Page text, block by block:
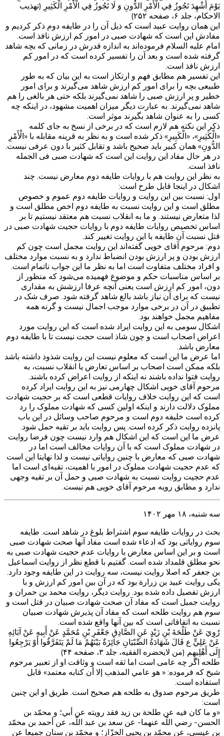
يَوْمَ أُشْهِدَ تَجُوزُ فِي الْأَمْرِ الدُّونِ وَ لَا تَجُوزُ فِي الْأَمْرِ الْكَثِيرِ (تهذیب
الاحکام، جلد ۶، صفحه ۲۵۲)
این همان روایت عبید است که ذیل آن را در طایفه دوم ذکر کردیم و
مفادش این است که شهادت صبی در امور کم ارزش نافذ است.
امام علیه السلام فرموده‌اند به اندازه قدرش در زمانی که بچه شاهد
گرفته شده است و بعد آن را تفسیر کرده است که در امور کم
ارزش نافذ است.
این تفسیر هم مطابق فهم و ارتکاز است به این بیان که به طور
طبیعی بچه را برای امور کم ارزش شاهد می‌گیرند و برای امور
خطیر و پر ارزش صبی را شاهد نمی‌گیرند بلکه حتی هر بالغی را هم
شاهد نمی‌گیرند. به عبارت دیگر میزان اهمیت مشهود، در اینکه چه
کسی را به عنوان شاهد بگیرند موثر است.
ذکر این نکته هم لازم است که در برخی از نسخ به جای کلمه
«الْكَثِيرِ»، «الْكَبِيرِ» ذکر شده است و به نظر به قرینه مقابله با «الْأَمْرِ
الدُّونِ» همان کبیر باید صحیح باشد و تقابل کثیر با دون عرفی نیست.
در هر حال مفاد این روایت این است که شهادت صبی فی الجمله
نافذ است.
به نظر این روایت هم با روایات طایفه دوم معارض نیست. چند
اشکال در اینجا قابل طرح است:
اول: نسبت بین این روایت و روایات طایفه دوم عموم و خصوص
مطلق است و این روایت نسبت به طایفه دوم اخص مطلق است و
لذا متعارض نیستند. و ما به انقلاب نسبت هم معتقد نیستیم تا بر
اساس تخصیص روایات طایفه دوم با روایات حجیت شهادت صبی در
قتل نسبت آن طایفه با این روایت تغییر کند.
دوم: مرحوم آقای خویی گفته‌اند این روایت مجمل است چون کم
ارزش بودن و پر ارزش بودن انضباط ندارد و به نسبت موارد مختلف
و افراد مختلف متفاوت است اما به نظر ما این جواب ناتمام است.
بر اساس مناسبات حکم و موضوع فهمیده می‌شود که منظور از
دون، امور کم ارزش است یعنی آنچه عرفا ارزشش به مقداری
نیست که برای آن نیاز باشد بالغ شاهد گرفته شود. صرف شک در
تطبیق در آن در برخی موارد موجب اجمال نیست و گرنه همه
مفاهیم مجمل خواهند بود.
اشکال سومی به این روایت ایراد شده است که این روایت مورد
اعراض اصحاب است و چون شاذ است حجت نیست تا با طایفه دوم
معارض باشد.
اما عرض ما این است که معلوم نیست این روایت شذوذ داشته باشد
بلکه ممکن است اصحاب بر اساس تعارض یا انقلاب نسبت، به
روایت فتوا نداده باشند نه اینکه از روایت اعراض کرده باشند.
مرحوم آقای خویی اشکال چهارمی نیز به این روایت ایراد کرده
است که این روایت خلاف روایات قطعی است که بر حجیت شهادت
مملوک دلالت دارند و اینکه اولین کسی که شهادت مملوک را رد
کرده است خلیفه دوم است و مرحوم صاحب وسائل در این باب
پانزده روایت ذکر کرده است. پس روایت باید بر تقیه حمل شود.
عرض ما این است که این اشکال هم وارد نیست چون فرضا روایت
در شهادت مملوک است که با آن روایات مخالف است اما در
شهادت صبی که معارض با چنین روایاتی نیست و لذا نهایتا این است
که عدم حجیت شهادت مملوک در امور با اهمیت، تقیه‌ای است اما
عدم حجیت روایت نسبت به شهادت صبی و حمل آن بر تقیه وجهی
ندارد و مطابق رویه مرحوم آقای خویی هم نیست.
سه شنبه، ۱۸ مهر ۱۴۰۲
بحث در روایات طایفه سوم اشتراط بلوغ در شاهد است. طایفه
سوم روایاتی بود که ادعاء شده است مفاد آنها صحت شهادت صبی
است و بر این اساس معارض با روایات عدم حجیت شهادت صبی به
نحو مطلق قلمداد شده است. گفتیم با قطع نظر از روایت اسماعیل
بن جعفر که اصلا روایت نیست، سه روایت در این طایفه وجود دارد.
یکی روایت عبید بن زرارة بود که در آن بین امور کم ارزش و با
ارزش تفصیل داده شده بود. روایت دیگر، روایت محمد بن حمران و
روایت جمیل است که مفاد آن صحت شهادت صبیان در قتل است و
سوم هم روایت طلحه است که مفاد آن پذیرش شهادت صبیان
نسبت به اتفاقاتی است که بین آنها واقع شده است.
رُوِيَ عَنْ طَلْحَةَ بْنِ زَيْدٍ عَنِ الصَّادِقِ جَعْفَرِ بْنِ مُحَمَّدٍ عَنْ أَبِيهِ عَنْ آبَائِهِ
عَنْ عَلِيٍّ ع قَالَ‏ شَهَادَةُ الصِّبْيَانِ جَائِزَةٌ بَيْنَهُمْ مَا لَمْ‏ يَتَفَرَّقُوا أَوْ يَرْجِعُوا
إِلَى أَهْلِيهِم‏ (من لایحضره الفقیه، جلد ۳، صفحه ۴۴)
طلحه اگر چه عامی است اما ثقه است و وثاقت او از تعبیر مرحوم
شیخ که فرموده: « هو عامي المذهب إلا أن كتابه معتمد» قابل
استفاده است.
طریق مرحوم صدوق به طلحه هم صحیح است. طریق او این چنین
است:
«و ما كان فيه عن طلحة بن زيد فقد رويته عن أبي؛ و محمّد بن
الحسن- رضي اللّه عنهما- عن سعد بن عبد اللّه، عن أحمد بن محمّد
بن عيسى، عن محمّد بن يحيى الخزّاز؛ و محمّد بن سنان جميعا عن